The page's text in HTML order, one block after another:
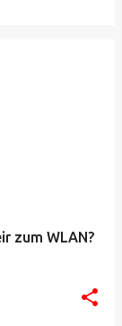
zum WLAN?